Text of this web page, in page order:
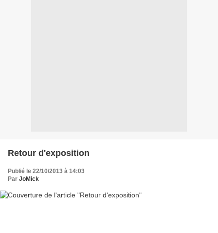
Retour d'exposition
Publié le 22/10/2013 à 14:03
Par JoMick